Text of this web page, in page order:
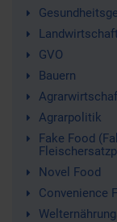
Landwirtschaft
GVO
Bauern
Agrarpolitik
Fake Food
Novel Food
Convenience